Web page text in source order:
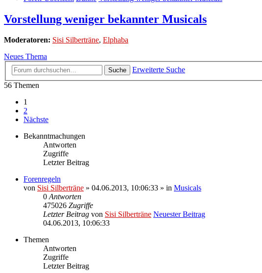
Vorstellung weniger bekannter Musicals
Moderatoren: Sisi Silberträne, Elphaba
Neues Thema
Suche
Erweiterte Suche
56 Themen
1
2
Nächste
Bekanntmachungen
Antworten
Zugriffe
Letzter Beitrag
Forenregeln
von Sisi Silberträne » 04.06.2013, 10:06:33 » in Musicals
0 Antworten
475026 Zugriffe
Letzter Beitrag von Sisi Silberträne Neuester Beitrag
04.06.2013, 10:06:33
Themen
Antworten
Zugriffe
Letzter Beitrag